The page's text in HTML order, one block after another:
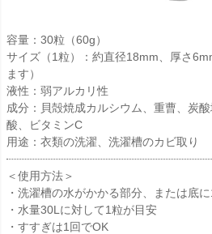
容量：30粒（60g）
サイズ（1粒）：約直径18mm、厚さ
ます）
液性：弱アルカリ性
成分：貝殻焼成カルシウム、重曹、炭
酸、ビタミンC
用途：衣類の洗濯、洗濯槽のカビ取り
＜使用方法＞
・洗濯槽の水がかかる部分、または底
・水量30Lに対して1粒が目安
・すすぎは1回でOK